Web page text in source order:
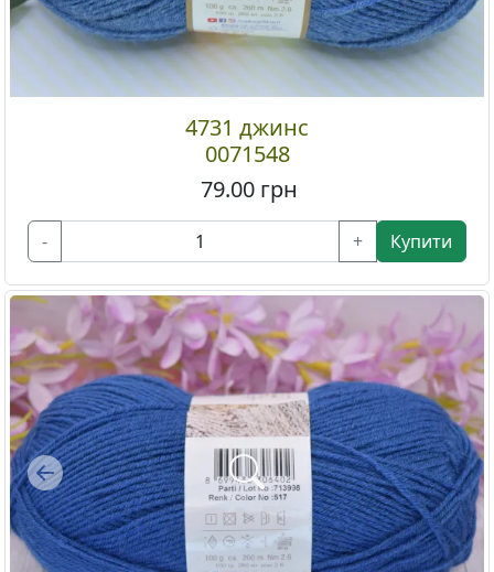
4731 джинс
0071548
79.00 грн
- + Купити
Previous